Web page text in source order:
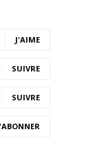
J'AIME
SUIVRE
SUIVRE